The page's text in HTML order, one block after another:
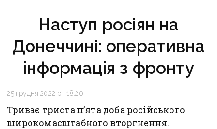
Наступ росіян на
Донеччині: оперативна
інформація з фронту
25 грудня 2022 р., 18:20
Триває триста п’ята доба російського
широкомасштабного вторгнення.